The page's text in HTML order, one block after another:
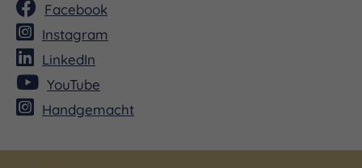
Facebook
Instagram
LinkedIn
YouTube
Handgemacht